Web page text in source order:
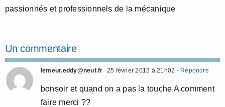
passionnés et professionnels de la mécanique
Un commentaire
lemeur.eddy@neuf.fr 25 février 2013 à 21h02 - Répondre
bonsoir et quand on a pas la touche A comment
faire merci ??